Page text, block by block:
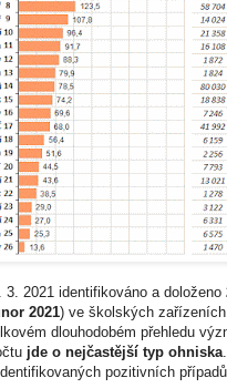
2021 identifikováno a doloženo
2021) ve školských
dlouhodobém přehledu
jde o nejčastější typ ohniska
pozitivních